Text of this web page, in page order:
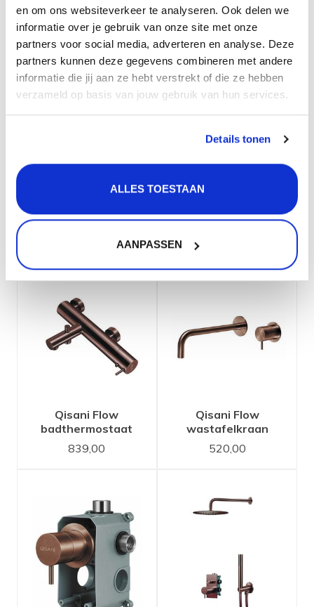
en om ons websiteverkeer te analyseren. Ook delen we
informatie over je gebruik van onze site met onze
partners voor social media, adverteren en analyse. Deze
partners kunnen deze gegevens combineren met andere
informatie die jij aan ze hebt verstrekt of die ze hebben
verzameld op basis van jouw gebruik van hun services.
Details tonen
ALLES TOESTAAN
AANPASSEN
Artikelcode:
25629.05
Merk:
Qisani
Afwerking (kleur):
Copper / Koper
8711647686299
Gerelateerde producten
Qisani Flow
badthermostaat
Copper / Koper
839,00
Qisani Flow
wastafelkraan
inbouw 21 cm uitloop
Copper / Koper
520,00